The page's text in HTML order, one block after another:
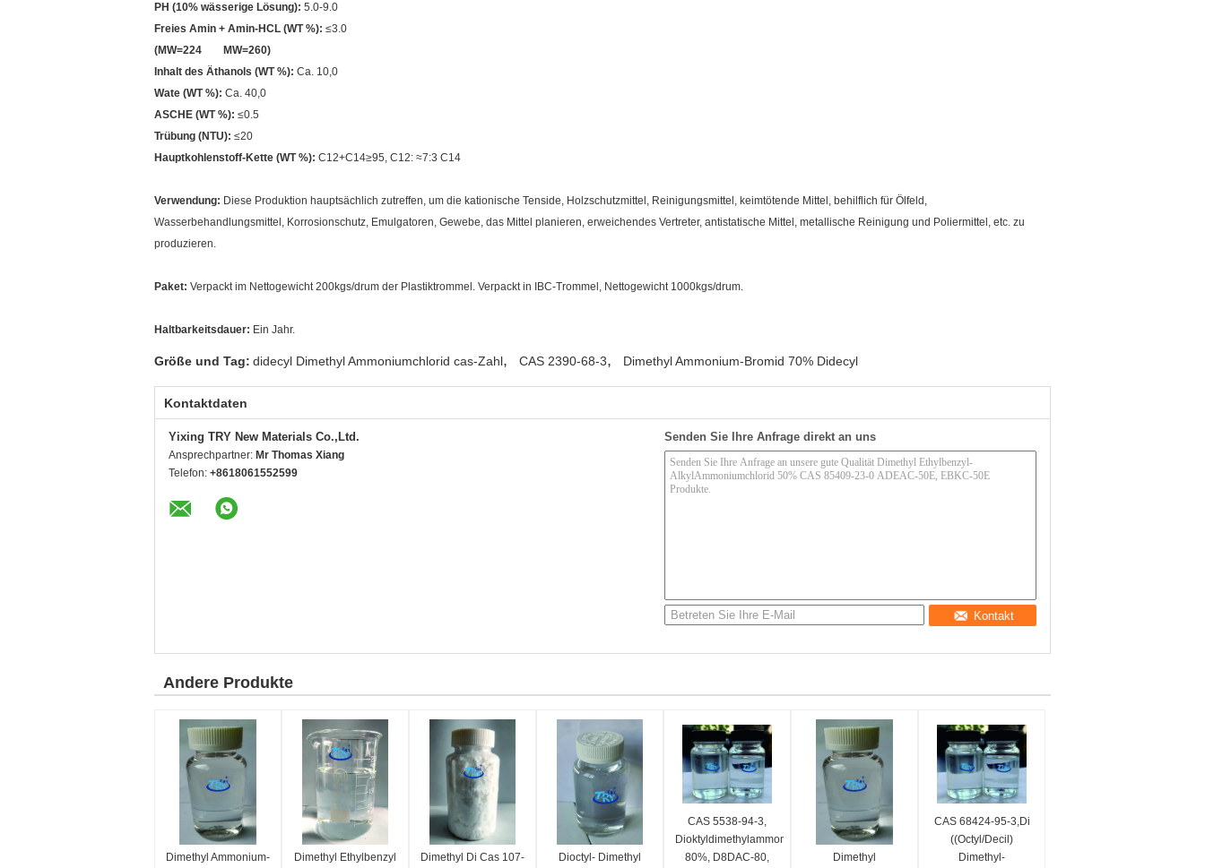
PH (10% wässerige Lösung): 5.0-9.0
Freies Amin + Amin-HCL (WT %): ≤3.0
(MW=224 MW=260)
Inhalt des Äthanols (WT %): Ca. 10,0
Wate (WT %): Ca. 40,0
ASCHE (WT %): ≤0.5
Trübung (NTU): ≤20
Hauptkohlenstoff-Kette (WT %): C12+C14≥95, C12: ≈7:3 C14
Verwendung: Diese Produktion hauptsächlich zutreffen, um die kationische Tenside, Holzschutzmittel, Reinigungsmittel, keimtötende Mittel, behilflich für Ölfeld,
Wasserbehandlungsmittel, Korrosionschutz, Emulgatoren, Gewebe, das Mittel planieren, erweichendes Vertreter, antistatische Mittel, metallische Reinigung und Poliermittel, etc. zu
produzieren.
Paket: Verpackt im Nettogewicht 200kgs/drum der Plastiktrommel. Verpackt in IBC-Trommel, Nettogewicht 1000kgs/drum.
Haltbarkeitsdauer: Ein Jahr.
Größe und Tag: didecyl Dimethyl Ammoniumchlorid cas-Zahl, CAS 2390-68-3, Dimethyl Ammonium-Bromid 70% Didecyl
Kontaktdaten
Yixing TRY New Materials Co.,Ltd.
Ansprechpartner: Mr Thomas Xiang
Telefon: +8618061552599
Senden Sie Ihre Anfrage direkt an uns
Kontakt
Andere Produkte
Dimethyl Ammonium- Dimethyl Ethylbenzyl Dimethyl Di Cas 107- Dioctyl- Dimethyl
CAS 5538-94-3,
Dioktyldimethylammoniumchlorid
80%, D8DAC-80,
Dimethyl
CAS 68424-95-3,Di
((Octyl/Decil)
Dimethyl-